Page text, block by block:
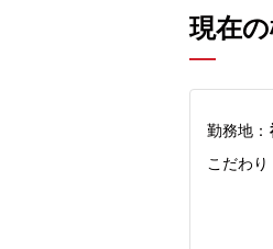
現在
勤務地：
こだわり